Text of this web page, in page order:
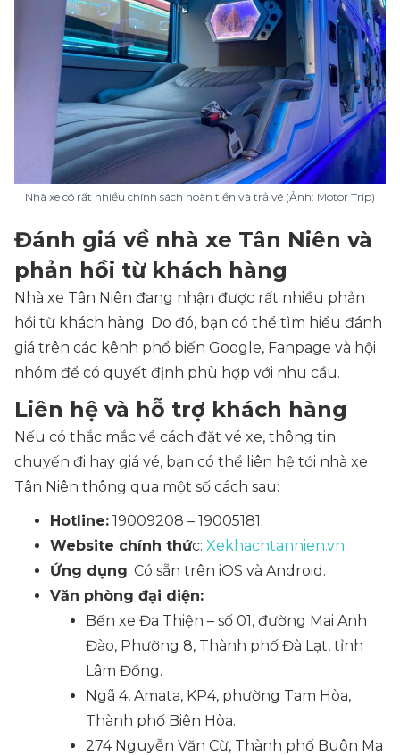
Nhà xe có rất nhiều chính sách hoàn tiền và trả vé (Ảnh: Motor Trip)
Đánh giá về nhà xe Tân Niên và
phản hồi từ khách hàng
Nhà xe Tân Niên đang nhận được rất nhiều phản
hồi từ khách hàng. Do đó, bạn có thể tìm hiểu đánh
giá trên các kênh phổ biến Google, Fanpage và hội
nhóm để có quyết định phù hợp với nhu cầu.
Liên hệ và hỗ trợ khách hàng
Nếu có thắc mắc về cách đặt vé xe, thông tin
chuyến đi hay giá vé, bạn có thể liên hệ tới nhà xe
Tân Niên thông qua một số cách sau:
Hotline: 19009208 – 19005181.
Website chính thức: Xekhachtannien.vn.
Ứng dụng: Có sẵn trên iOS và Android.
Văn phòng đại diện:
Bến xe Đa Thiện – số 01, đường Mai Anh
Đào, Phường 8, Thành phố Đà Lạt, tỉnh
Lâm Đồng.
Ngã 4, Amata, KP4, phường Tam Hòa,
Thành phố Biên Hòa.
274 Nguyễn Văn Cừ, Thành phố Buôn Ma